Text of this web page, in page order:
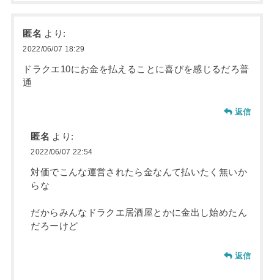
匿名 より:
2022/06/07 18:29
ドラクエ10にお金を払えることに喜びを感じるだろ普
通
返信
匿名 より:
2022/06/07 22:54
対価でこんな運営されたら金なんて払いたく無いか
らな
だからみんなドラクエ居酒屋とかに金出し始めたん
だろーけど
返信